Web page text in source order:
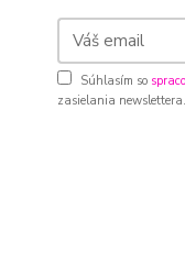
Súhlasím so
zasielania newslettera.